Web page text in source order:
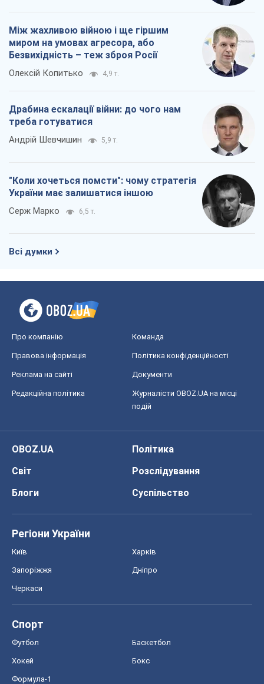
Між жахливою війною і ще гіршим
миром на умовах агресора, або
Безвихідність – теж зброя Росії
Олексій Копитько 4,9 т.
Драбина ескалації війни: до чого нам
треба готуватися
Андрій Шевчишин 5,9 т.
"Коли хочеться помсти": чому стратегія
України має залишатися іншою
Серж Марко 6,5 т.
Всі думки
Про компанію Команда
Правова інформація Політика конфіденційності
Реклама на сайті Документи
Редакційна політика
Журналісти OBOZ.UA на місці
подій
OBOZ.UA
Політика
Світ
Розслідування
Блоги
Суспільство
Регіони України
Київ Харків
Запоріжжя Дніпро
Черкаси
Спорт
Футбол Баскетбол
Хокей Бокс
Формула-1